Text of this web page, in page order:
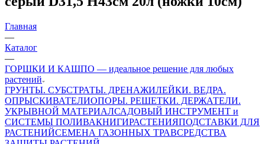
Главная
—
Каталог
—
ГОРШКИ И КАШПО — идеальное решение для любых
растений
ГРУНТЫ. СУБСТРАТЫ. ДРЕНАЖИЛЕЙКИ. ВЕДРА.
ОПРЫСКИВАТЕЛИОПОРЫ. РЕШЕТКИ. ДЕРЖАТЕЛИ.
УКРЫВНОЙ МАТЕРИАЛСАДОВЫЙ ИНСТРУМЕНТ и
СИСТЕМЫ ПОЛИВАКНИГИРАСТЕНИЯПОДСТАВКИ ДЛЯ
РАСТЕНИЙСЕМЕНА ГАЗОННЫХ ТРАВСРЕДСТВА